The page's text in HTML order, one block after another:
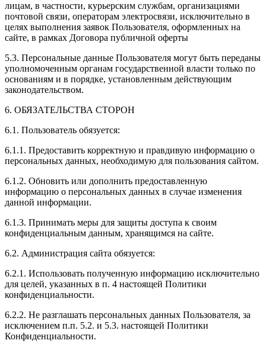
лицам, в частности, курьерским службам, организациями
почтовой связи, операторам электросвязи, исключительно в
целях выполнения заявок Пользователя, оформленных на
сайте, в рамках Договора публичной оферты
5.3. Персональные данные Пользователя могут быть переданы
уполномоченным органам государственной власти только по
основаниям и в порядке, установленным действующим
законодательством.
6. ОБЯЗАТЕЛЬСТВА СТОРОН
6.1. Пользователь обязуется:
6.1.1. Предоставить корректную и правдивую информацию о
персональных данных, необходимую для пользования сайтом.
6.1.2. Обновить или дополнить предоставленную
информацию о персональных данных в случае изменения
данной информации.
6.1.3. Принимать меры для защиты доступа к своим
конфиденциальным данным, хранящимся на сайте.
6.2. Администрация сайта обязуется:
6.2.1. Использовать полученную информацию исключительно
для целей, указанных в п. 4 настоящей Политики
конфиденциальности.
6.2.2. Не разглашать персональных данных Пользователя, за
исключением п.п. 5.2. и 5.3. настоящей Политики
Конфиденциальности.